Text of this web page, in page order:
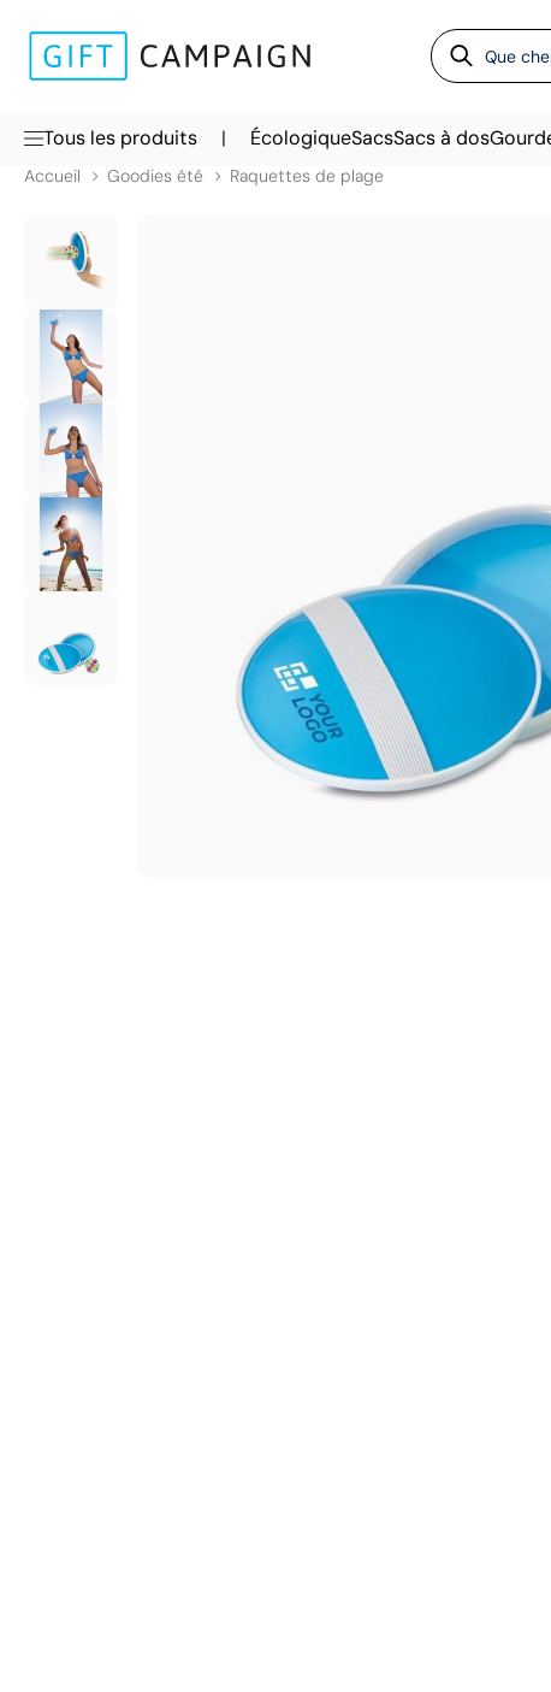
Tous les produits | ÉcologiqueSacsSacs à dos
Accueil Goodies été Raquettes de plage